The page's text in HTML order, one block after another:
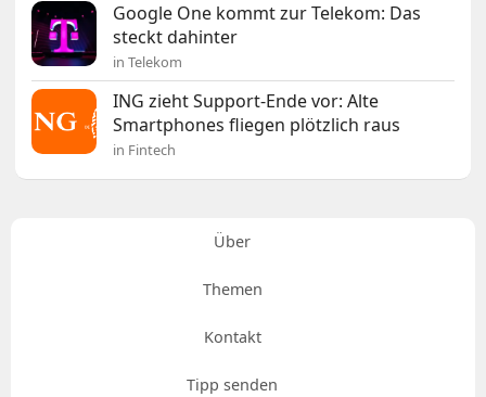
Google One kommt zur Telekom: Das
steckt dahinter
in Telekom
ING zieht Support-Ende vor: Alte
Smartphones fliegen plötzlich raus
in Fintech
Über
Themen
Kontakt
Tipp senden